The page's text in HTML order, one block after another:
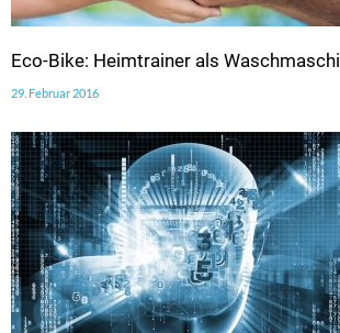
Eco-Bike: Heimtrainer als
29. Februar 2016